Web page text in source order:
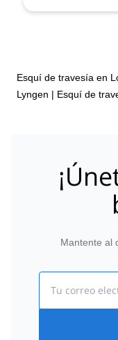
Esquí de travesía en
Lyngen | Esquí de
Mantente al